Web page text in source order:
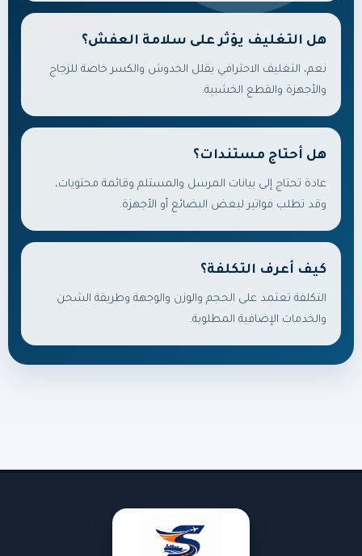
هل التغليف يؤثر على سلامة العفش؟
نعم، التغليف الاحترافي يقلل الخدوش والكسر خاصة للزجاج
والأجهزة والقطع الخشبية.
هل أحتاج مستندات؟
عادة تحتاج إلى بيانات المرسل والمستلم وقائمة محتويات،
وقد تطلب فواتير لبعض البضائع أو الأجهزة.
كيف أعرف التكلفة؟
التكلفة تعتمد على الحجم والوزن والوجهة وطريقة الشحن
والخدمات الإضافية المطلوبة.